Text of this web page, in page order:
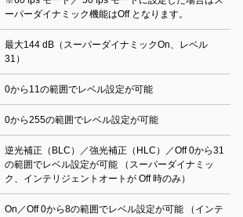
ーパーダイナミック機能はOff となります。
最大144 dB（スーパーダイナミックOn、レベル
31）
0から11の範囲でレベル設定が可能
0から255の範囲でレベル設定が可能
逆光補正（BLC）／強光補正（HLC）／Off 0から31
の範囲でレベル設定が可能 （スーパーダイナミッ
ク、インテリジェントオートが Off 時のみ）
On／Off 0から8の範囲でレベル設定が可能 （インテ